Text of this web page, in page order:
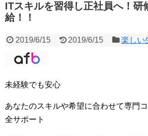
ITスキルを習得し正社員へ！研
給！！
2019/6/15 2019/6/15 楽しい
未経験でも安心
あなたのスキルや希望に合わせて専門
全サポート